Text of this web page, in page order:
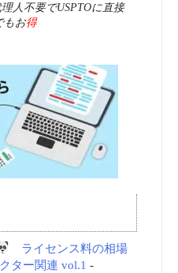
人不要でUSPTOに直接
お得
ライセンス料の相場
ター関連 vol.1 -